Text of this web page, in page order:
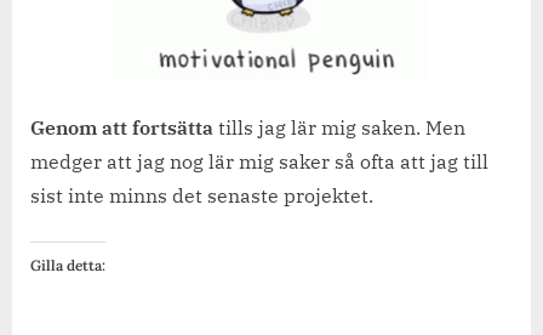
Genom att fortsätta tills jag lär mig saken. Men
medger att jag nog lär mig saker så ofta att jag till
sist inte minns det senaste projektet.
Gilla detta: